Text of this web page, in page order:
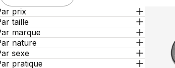
prix
taille
marque
nature
sexe
pratique